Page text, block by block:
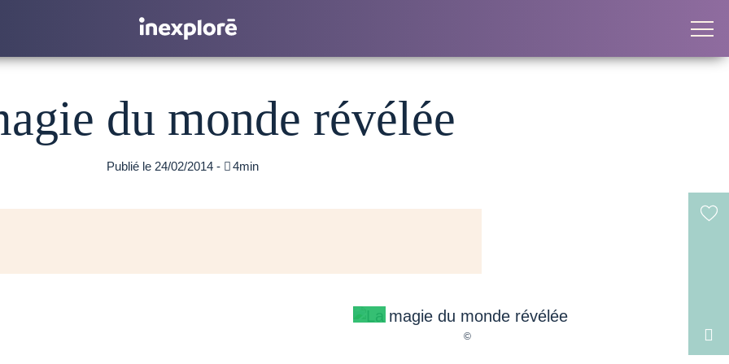
du monde révélée
Publié le 24/02/2014 - 4min
